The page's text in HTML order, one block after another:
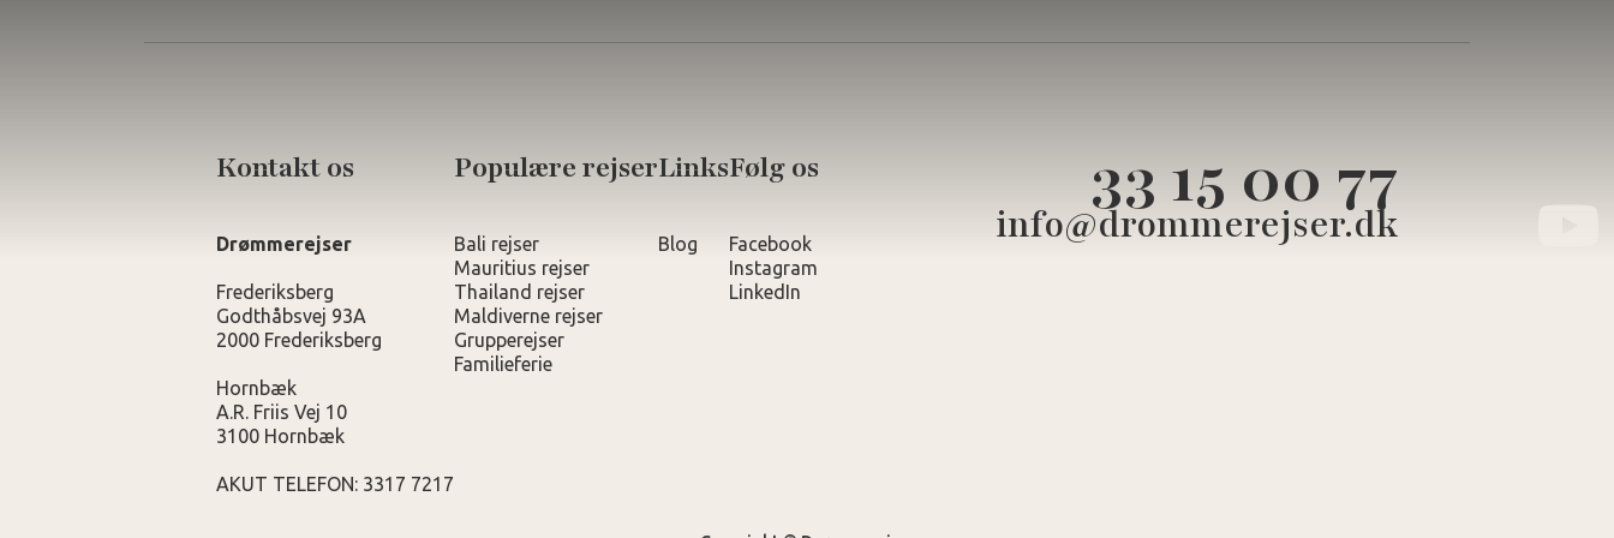
Kontakt os
Drømmerejser
Frederiksberg
Godthåbsvej 93A
2000 Frederiksberg
Hornbæk
A.R. Friis Vej 10
3100 Hornbæk
AKUT TELEFON: 3317 7217
Populære rejser
Bali rejser
Mauritius rejser
Thailand rejser
Maldiverne rejser
Grupperejser
Familieferie
Links
Blog
Følg os
Facebook
Instagram
LinkedIn
33 15 00 77
info@drommerejser.dk